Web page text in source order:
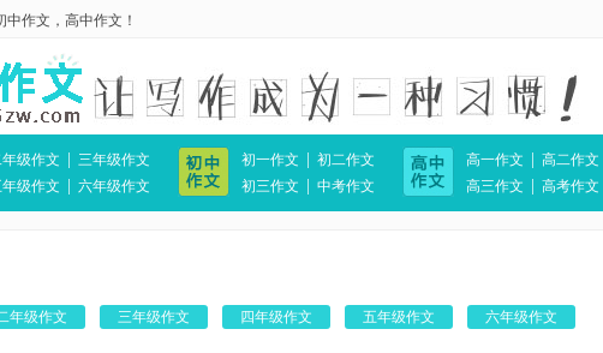
中作文 ， 高中作文 ！
级作文
三年级作文
级作文 六年级作文
初一作文
初二作文
初三作文
中考作文
高一作文
高二作文
高三作文
高考作文
年级作文 三年级作文 四年级作文 五年级作文 六年级作文